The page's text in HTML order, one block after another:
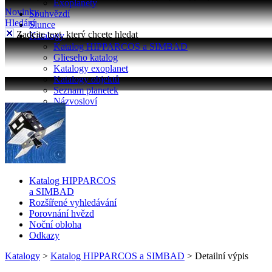
Exoplanety
Souhvězdí
Slunce
Katalogy
Katalog HIPPARCOS a SIMBAD
Glieseho katalog
Katalogy exoplanet
Katalogy objektů
Seznam planetek
Názvosloví
Novinky
Hledání
Zadejte text, který chcete hledat
Katalog HIPPARCOS
a SIMBAD
Rozšířené vyhledávání
Porovnání hvězd
Noční obloha
Odkazy
Katalogy > Katalog HIPPARCOS a SIMBAD > Detailní výpis